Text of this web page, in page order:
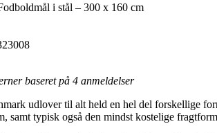
i stål – 300 x 160 cm
baseret på 4 anmeldelser
udlover til alt held en hel del forskellige
samt typisk også den mindst kostelige